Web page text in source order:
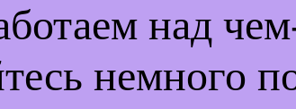
над
немного